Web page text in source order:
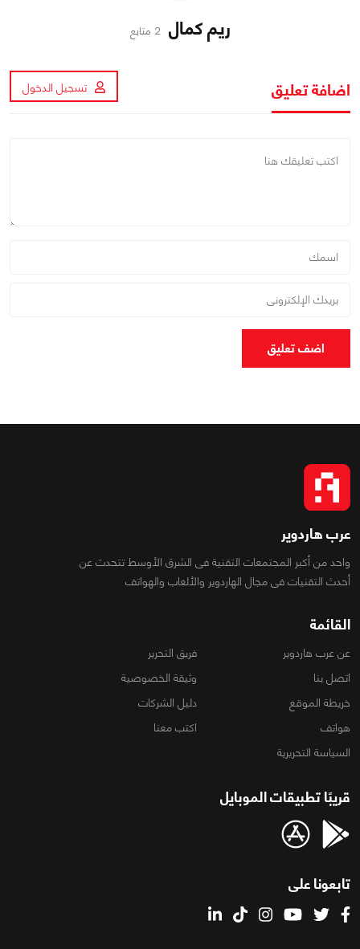
ريم كمال 2 متابع
اضافة تعليق تسجيل الدخول
اضف تعليق
عرب هاردوير
واحد من أكبر المجتمعات التقنية فى الشرق الأوسط تتحدث عن
أحدث التقنيات فى مجال الهاردوير والألعاب والهواتف
القائمة
عن عرب هاردوير
فريق التحرير
اتصل بنا
وثيقة الخصوصية
خريطة الموقع
دليل الشركات
هواتف
اكتب معنا
السياسة التحريرية
قريبًا تطبيقات الموبايل
تابعونا على